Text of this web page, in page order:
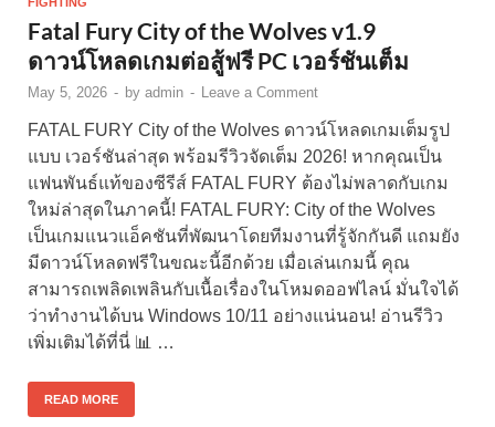
Fatal Fury City of the Wolves v1.9
ดาวน์โหลดเกมต่อสู้ฟรี PC เวอร์ชันเต็ม
May 5, 2026 - by admin - Leave a Comment
FATAL FURY City of the Wolves ดาวน์โหลดเกมเต็มรูป
แบบ เวอร์ชันล่าสุด พร้อมรีวิวจัดเต็ม 2026! หากคุณเป็น
แฟนพันธ์แท้ของซีรีส์ FATAL FURY ต้องไม่พลาดกับเกม
ใหม่ล่าสุดในภาคนี้! FATAL FURY: City of the Wolves
เป็นเกมแนวแอ็คชันที่พัฒนาโดยทีมงานที่รู้จักกันดี แถมยัง
มีดาวน์โหลดฟรีในขณะนี้อีกด้วย เมื่อเล่นเกมนี้ คุณ
สามารถเพลิดเพลินกับเนื้อเรื่องในโหมดออฟไลน์ มั่นใจได้
ว่าทำงานได้บน Windows 10/11 อย่างแน่นอน! อ่านรีวิว
เพิ่มเติมได้ที่นี่ 📊 …
READ MORE